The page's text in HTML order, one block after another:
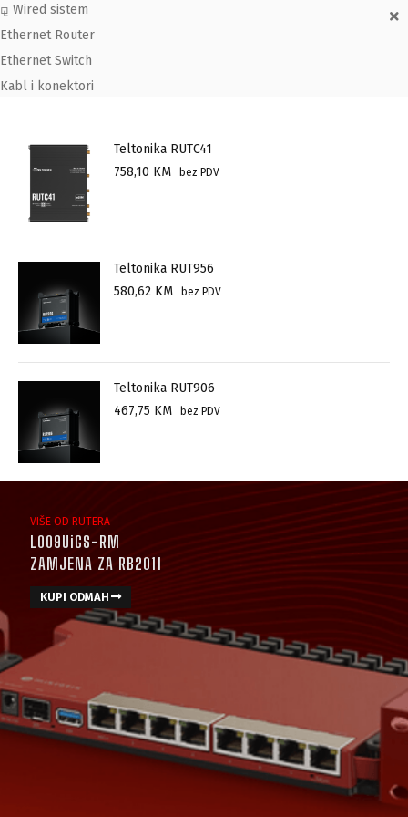
⚼ Wired sistem
Ethernet Router
Ethernet Switch
Kabl i konektori
Teltonika RUTC41
758,10 KM bez PDV
Teltonika RUT956
580,62 KM bez PDV
Teltonika RUT906
467,75 KM bez PDV
VIŠE OD RUTERA
L009UiGS-RM
ZAMJENA ZA RB2011
KUPI ODMAH